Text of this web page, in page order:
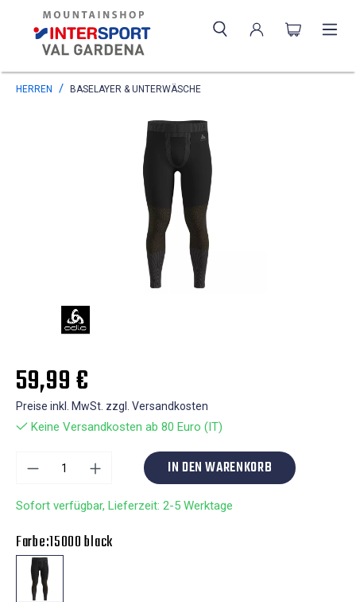
HERREN BASELAYER & UNTERWÄSCHE
59,99 €
Preise inkl. MwSt. zzgl. Versandkosten
Keine Versandkosten ab 80 Euro (IT)
IN DEN WARENKORB
Sofort verfügbar, Lieferzeit: 2-5 Werktage
Farbe:15000 black